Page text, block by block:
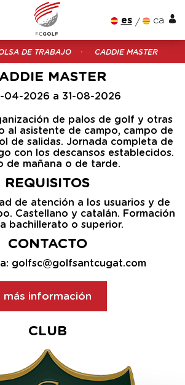
es ca
DE TRABAJO CADDIE MASTER
MASTER
04-2026 a 31-08-2026
de palos de golf y otras
al asistente de campo, campo de
de salidas. Jornada completa de
con los descansos establecidos.
de mañana o de tarde.
REQUISITOS
de atención a los usuarios y de
Castellano y catalán. Formación
bachillerato o superior.
CONTACTO
a: golfsc@golfsantcugat.com
más información
CLUB